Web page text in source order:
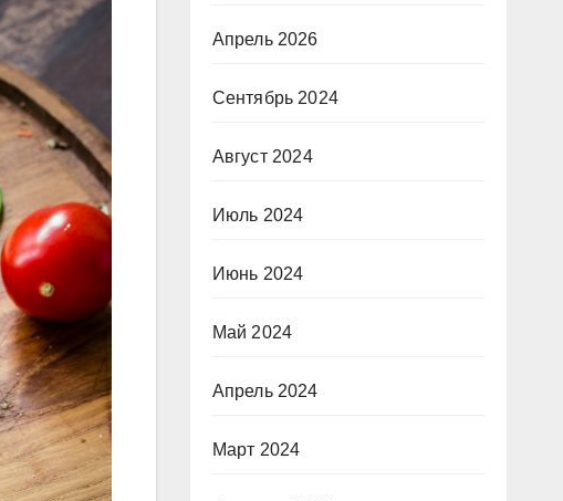
Апрель 2026
Сентябрь 2024
Август 2024
Июль 2024
Июнь 2024
Май 2024
Апрель 2024
Март 2024